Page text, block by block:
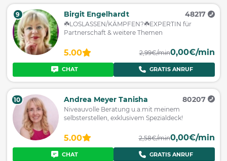
9 Birgit Engelhardt 48217
☘️LOSLASSEN/KÄMPFEN?☘️EXPERTIN für
Partnerschaft & weitere Themen
5.00 2,99€/min0,00€/min
CHAT GRATIS ANRUF
10 Andrea Meyer Tanisha 80207
Niveauvolle Beratung u.a.mit meinem
selbsterstellen, exklusivem Spezialdeck!
5.00 2,58€/min0,00€/min
CHAT GRATIS ANRUF